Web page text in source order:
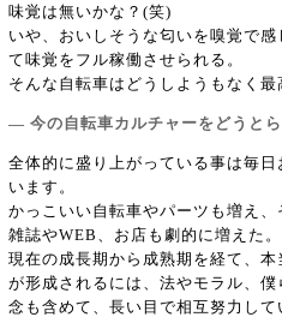
味覚は無いかな？(笑)
いや、おいしそうな匂いを嗅覚で
て味覚をフル稼働させられる。
そんな自転車はどうしようもなく最
― 今の自転車カルチャーをどうとら
全体的に盛り上がっている事は毎
います。
かっこいい自転車やパーツも増え
雑誌やWEB、お店も劇的に増えた
現在の成長期から成熟期を経て、
が形成されるには、法やモラル、
念も含めて、長い目で相互努力して